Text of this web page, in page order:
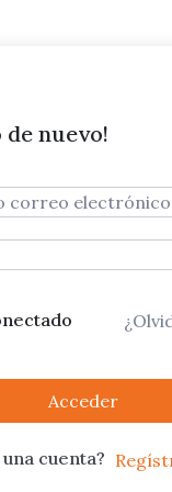
de nuevo!
Acceder
cuenta?